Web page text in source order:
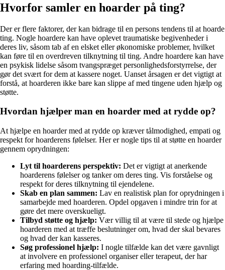
Hvorfor samler en hoarder på ting?
Der er flere faktorer, der kan bidrage til en persons tendens til at hoarde
ting. Nogle hoardere kan have oplevet traumatiske begivenheder i
deres liv, såsom tab af en elsket eller økonomiske problemer, hvilket
kan føre til en overdreven tilknytning til ting. Andre hoardere kan have
en psykisk lidelse såsom tvangspræget personlighedsforstyrrelse, der
gør det svært for dem at kassere noget. Uanset årsagen er det vigtigt at
forstå, at hoarderen ikke bare kan slippe af med tingene uden hjælp og
støtte.
Hvordan hjælper man en hoarder med at rydde op?
At hjælpe en hoarder med at rydde op kræver tålmodighed, empati og
respekt for hoarderens følelser. Her er nogle tips til at støtte en hoarder
gennem oprydningen:
Lyt til hoarderens perspektiv: Det er vigtigt at anerkende
hoarderens følelser og tanker om deres ting. Vis forståelse og
respekt for deres tilknytning til ejendelene.
Skab en plan sammen: Lav en realistisk plan for oprydningen i
samarbejde med hoarderen. Opdel opgaven i mindre trin for at
gøre det mere overskueligt.
Tilbyd støtte og hjælp: Vær villig til at være til stede og hjælpe
hoarderen med at træffe beslutninger om, hvad der skal bevares
og hvad der kan kasseres.
Søg professionel hjælp: I nogle tilfælde kan det være gavnligt
at involvere en professionel organiser eller terapeut, der har
erfaring med hoarding-tilfælde.